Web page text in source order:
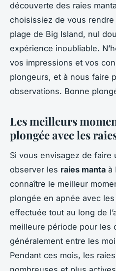
découverte des raies
choisissiez de vous
plage de Big Island, nul
expérience inoubliable.
vos impressions et vos
plongeurs, et à nous faire
observations. Bonne
Les meilleurs
plongée avec les
Si vous envisagez de faire
observer les raies manta à
connaître le meilleur
plongée en apnée avec
effectuée tout au long de
meilleure période pour les
généralement entre les
Pendant ces mois, les